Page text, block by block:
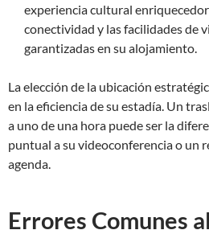
experiencia cultural
conectividad y las facilidades de
garantizadas en su alojamiento.
La elección de la ubicación
en la eficiencia de su estadía. Un
a uno de una hora puede ser la
puntual a su videoconferencia o un
agenda.
Errores Comunes